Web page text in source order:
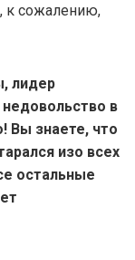
к сожалению,
лидер
в
Вы знаете, что
изо всех
остальные